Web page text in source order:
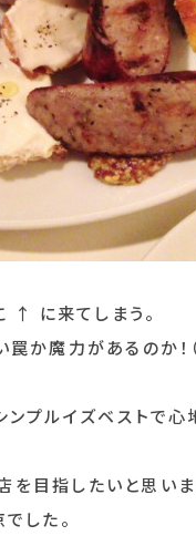
↑ に来てしまう。
か魔力があるのか！
プルイズベストで心
目指したいと思いま
した。